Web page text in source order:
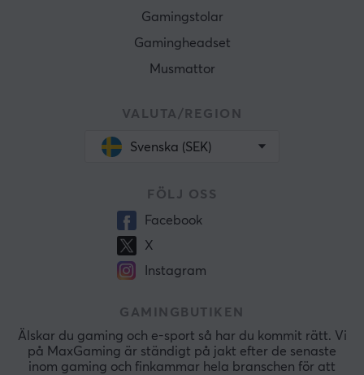
Gamingstolar
Gamingheadset
Musmattor
VALUTA/REGION
Svenska (SEK)
FÖLJ OSS
Facebook
X
Instagram
GAMINGBUTIKEN
Älskar du gaming och e-sport så har du kommit rätt. Vi
på MaxGaming är ständigt på jakt efter de senaste
inom gaming och finkammar hela branschen för att